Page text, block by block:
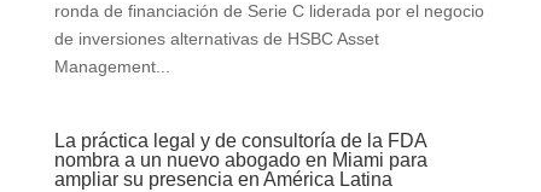
ronda de financiación de Serie C liderada por el negocio
de inversiones alternativas de HSBC Asset
Management...
La práctica legal y de consultoría de la FDA
nombra a un nuevo abogado en Miami para
ampliar su presencia en América Latina